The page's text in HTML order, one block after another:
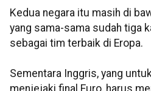
Kedua negara itu masih di
yang sama-sama sudah tiga
sebagai tim terbaik di Eropa.
Sementara Inggris, yang